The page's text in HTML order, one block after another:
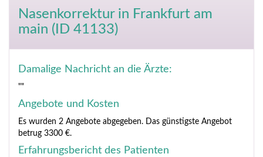
Nasenkorrekturin Frankfurt am
main (ID 41133)
Damalige Nachricht an die Ärzte:
""
Angebote und Kosten
Es wurden 2 Angebote abgegeben. Das günstigste Angebot
betrug 3300 €.
Erfahrungsbericht des Patienten